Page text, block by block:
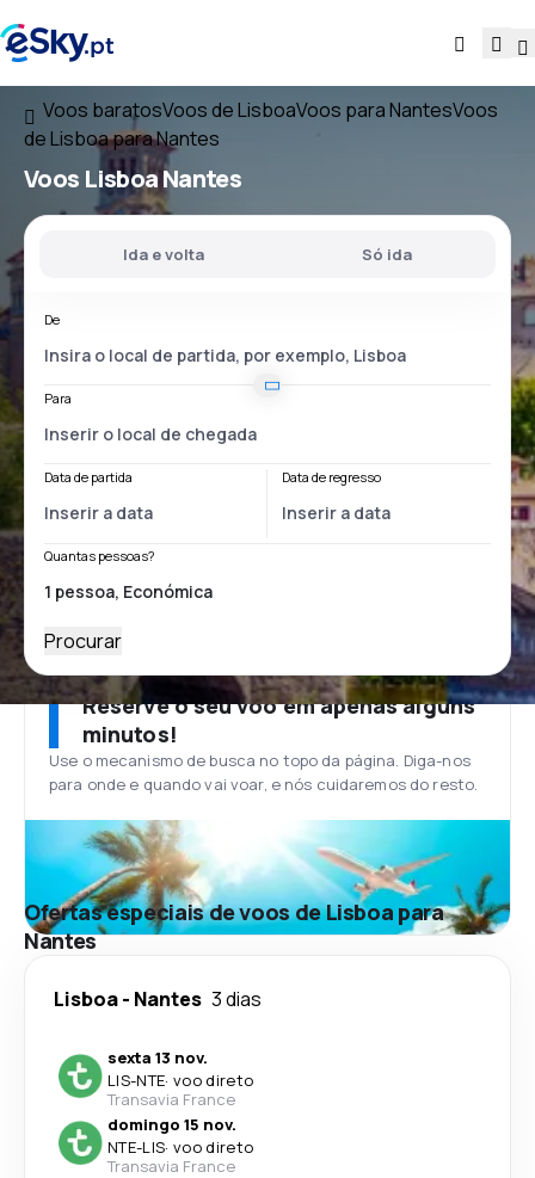
Voos baratosVoos de LisboaVoos para NantesVoos
de Lisboa para Nantes
Voos Lisboa Nantes
Ida e volta Só ida
De
Para
Data de partida Data de regresso
Quantas pessoas?
Procurar
Reserve o seu voo em apenas alguns
minutos!
Use o mecanismo de busca no topo da página. Diga-nos
para onde e quando vai voar, e nós cuidaremos do resto.
Ofertas especiais de voos de Lisboa para
Nantes
Lisboa- Nantes 3 dias
sexta 13 nov.
LIS-NTE· voo direto
Transavia France
domingo 15 nov.
NTE-LIS· voo direto
Transavia France